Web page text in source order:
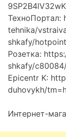
tehnika/
shkafy/
Розетка:
shkafy/
Epicentr K:
duhovykh/
Интернет-